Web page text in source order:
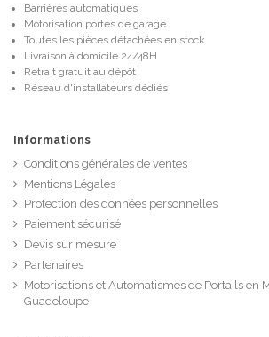
Barrières automatiques
Motorisation portes de garage
Toutes les pièces détachées en stock
Livraison à domicile 24/48H
Retrait gratuit au dépôt
Réseau d'installateurs dédiés
Informations
Conditions générales de ventes
Mentions Légales
Protection des données personnelles
Paiement sécurisé
Devis sur mesure
Partenaires
Motorisations et Automatismes de Portails en
Guadeloupe